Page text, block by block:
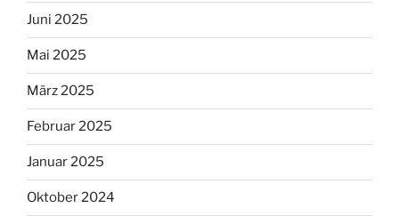
Juni 2025
Mai 2025
März 2025
Februar 2025
Januar 2025
Oktober 2024